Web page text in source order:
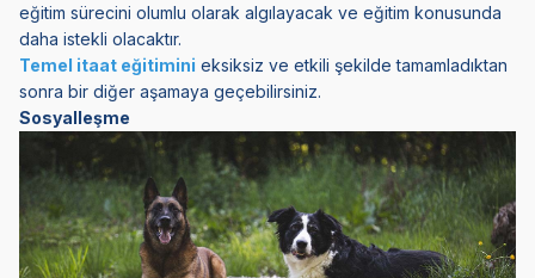
eğitim sürecini olumlu olarak algılayacak ve eğitim konusunda
daha istekli olacaktır.
Temel itaat eğitimini eksiksiz ve etkili şekilde tamamladıktan
sonra bir diğer aşamaya geçebilirsiniz.
Sosyalleşme